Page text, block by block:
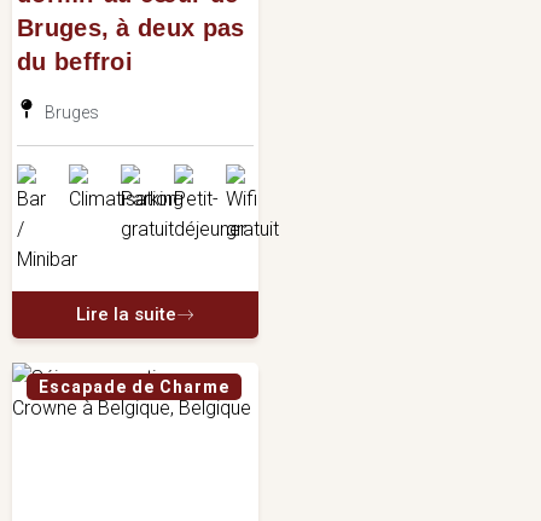
Bruges, à deux pas
du beffroi
Bruges
Lire la suite
Escapade de Charme